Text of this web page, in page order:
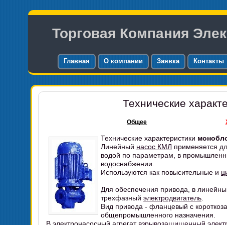
Торговая Компания
Главная О компании Заявка Контакты
Технические
Общее
Технические характеристики
Линейный насос КМЛ применяется
водой по параметрам, в
водоснабжении.
Используются как повысительные и
Для обеспечения привода, в
трехфазный электродвигатель
Вид привода - фланцевый с
общепромышленного назначения.